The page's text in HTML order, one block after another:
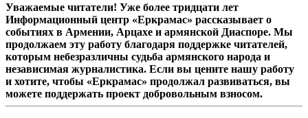
Уважаемые читатели! Уже более тридцати лет
Информационный центр «Еркрамас» рассказывает о
событиях в Армении, Арцахе и армянской Диаспоре. Мы
продолжаем эту работу благодаря поддержке читателей,
которым небезразличны судьба армянского народа и
независимая журналистика. Если вы цените нашу работу
и хотите, чтобы «Еркрамас» продолжал развиваться, вы
можете поддержать проект добровольным взносом.